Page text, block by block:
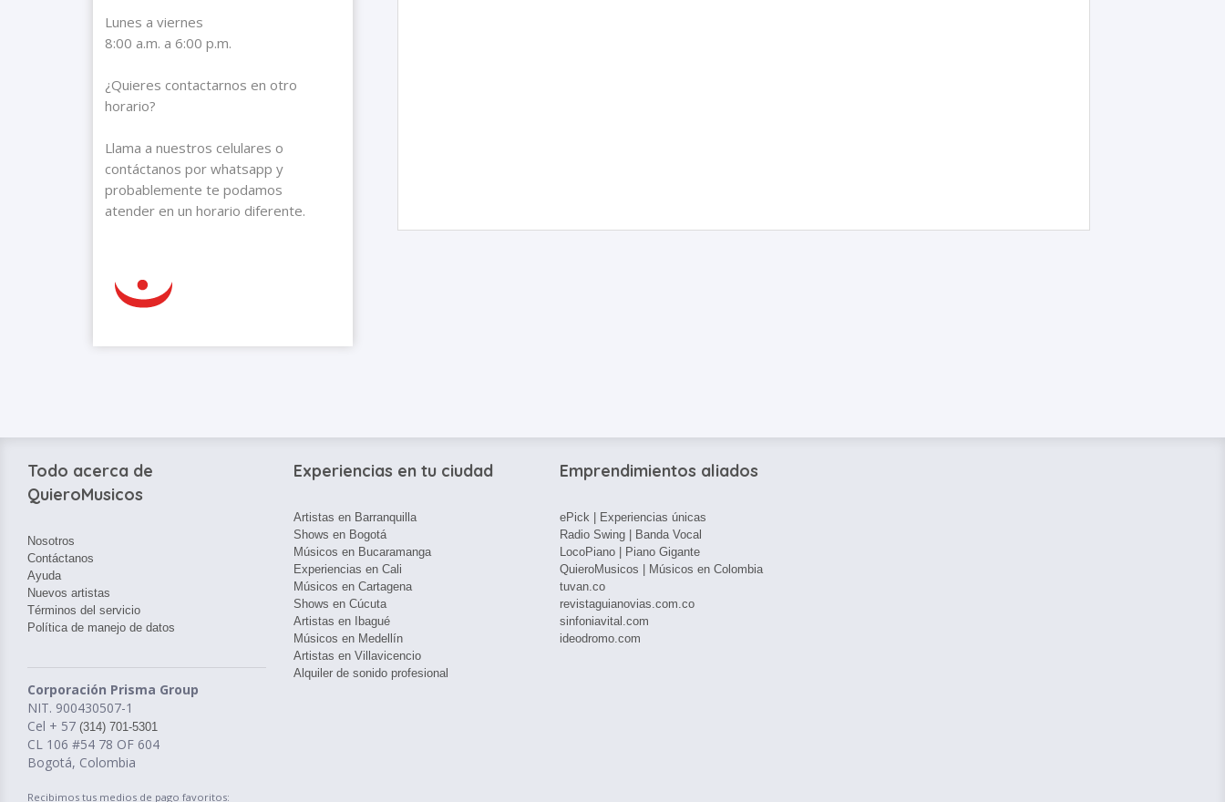
Lunes a viernes
8:00 a.m. a 6:00 p.m.
¿Quieres contactarnos en otro
horario?
Llama a nuestros celulares o
contáctanos por whatsapp y
probablemente te podamos
atender en un horario diferente.
Todo acerca de
QuieroMusicos
Nosotros
Contáctanos
Ayuda
Nuevos artistas
Términos del servicio
Política de manejo de datos
Corporación Prisma Group
NIT. 900430507-1
Cel + 57 (314) 701-5301
CL 106 #54 78 OF 604
Bogotá, Colombia
Recibimos tus medios de pago favoritos:
Experiencias en tu ciudad
Artistas en Barranquilla
Shows en Bogotá
Músicos en Bucaramanga
Experiencias en Cali
Músicos en Cartagena
Shows en Cúcuta
Artistas en Ibagué
Músicos en Medellín
Artistas en Villavicencio
Alquiler de sonido profesional
Emprendimientos aliados
ePick | Experiencias únicas
Radio Swing | Banda Vocal
LocoPiano | Piano Gigante
QuieroMusicos | Músicos en Colombia
tuvan.co
revistaguianovias.com.co
sinfoniavital.com
ideodromo.com